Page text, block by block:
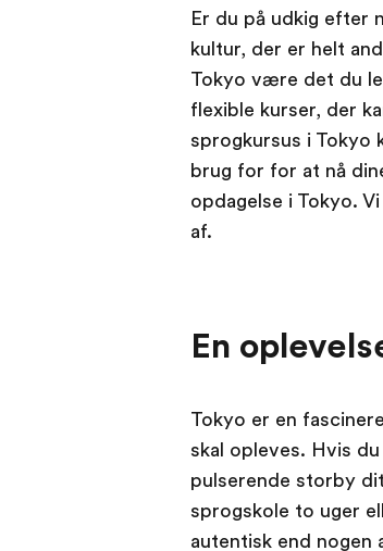
Er du på udkig efter
kultur, der er helt
Tokyo være det du
flexible kurser, der
sprogkursus i Tokyo
brug for for at nå
opdagelse i Tokyo.
af.
En
Tokyo er en
skal opleves. Hvis
pulserende storby
sprogskole to uger
autentisk end